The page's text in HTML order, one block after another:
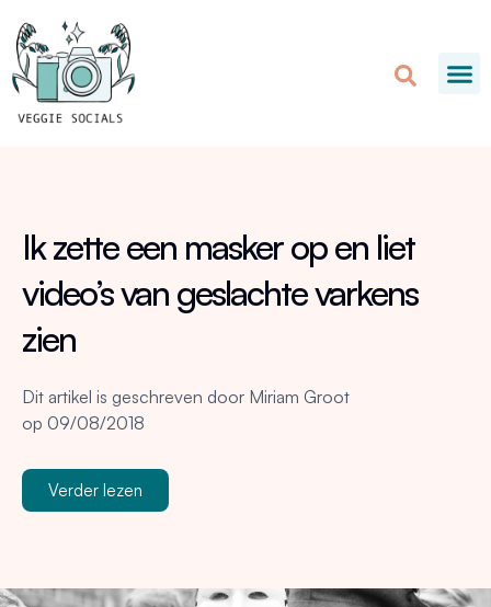
Ik zette een masker op en liet
video’s van geslachte varkens
zien
Dit artikel is geschreven door Miriam Groot
op 09/08/2018
Verder lezen